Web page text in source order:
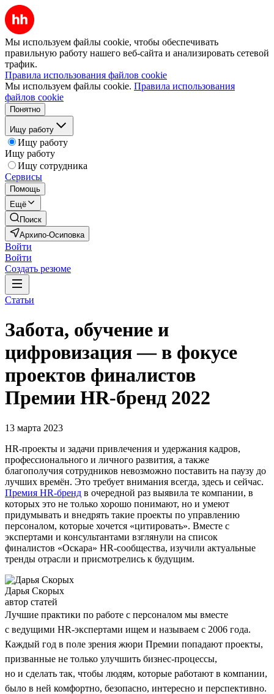
Мы используем файлы cookie, чтобы обеспечивать
правильную работу нашего веб-сайта и анализировать сетевой
трафик.
Правила использования файлов cookie
Мы используем файлы cookie. Правила использования
файлов cookie
Понятно
Ищу работу
Ищу работу
Ищу работу
Ищу сотрудника
Сервисы
Помощь
Ещё
Поиск
Архипо-Осиповка
Войти
Войти
Создать резюме
Статьи
Забота, обучение и
цифровизация — в фокусе
проектов финалистов
Премии HR-бренд 2022
13 марта 2023
HR-проекты и задачи привлечения и удержания кадров,
профессионального и личного развития, а также
благополучия сотрудников невозможно поставить на паузу до
лучших времён. Это требует внимания всегда, здесь и сейчас.
Премия HR-бренд в очередной раз выявила те компании, в
которых это не только хорошо понимают, но и умеют
придумывать и внедрять такие проекты по управлению
персоналом, которые хочется «цитировать». Вместе с
экспертами и консультантами взглянули на список
финалистов «Оскара» HR-сообщества, изучили актуальные
тренды отрасли и присмотрелись к будущим.
Дарья Скорых
автор статей
Лучшие практики по работе с персоналом мы вместе
с ведущими HR-экспертами ищем и называем с 2006 года.
Каждый год в поле зрения жюри Премии попадают проекты,
призванные не только улучшить бизнес-процессы,
но и сделать так, чтобы людям, которые работают в компании,
было в ней комфортно, безопасно, интересно и перспективно.